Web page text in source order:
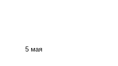
5 мая